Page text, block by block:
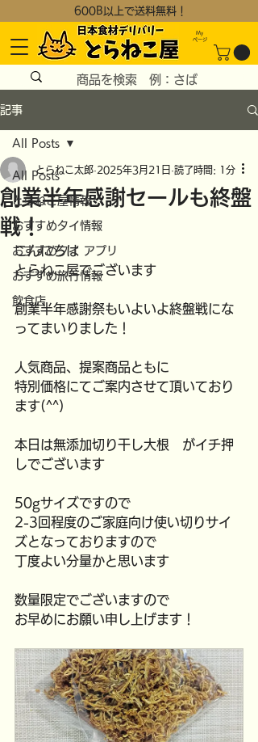
600B以上で送料無料！
My
​ページ
記事
All Posts
とらねこ屋情報
おすすめタイ情報
おすすめタイ アプリ
おすすめ旅行情報
飲食店
All Posts
創業半年感謝セールも終盤
戦！
とらねこ太郎 2025年3月21日 読了時間: 1分
こんにちは
とらねこ屋でございます
創業半年感謝祭もいよいよ終盤戦にな
ってまいりました！
人気商品、提案商品ともに
特別価格にてご案内させて頂いており
ます(^^)
本日は無添加切り干し大根　がイチ押
しでございます
50gサイズですので
2-3回程度のご家庭向け使い切りサイ
ズとなっておりますので
丁度よい分量かと思います
数量限定でございますので
お早めにお願い申し上げます！